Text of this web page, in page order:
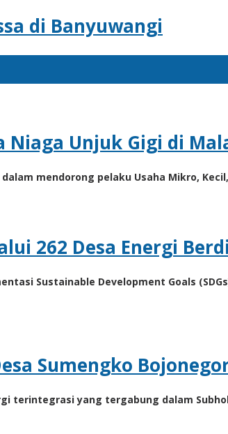
di Banyuwangi
Unjuk Gigi di
mendorong pelaku Usaha Mikro,
262 Desa Energi
Sustainable Development Goals
Sumengko
terintegrasi yang tergabung dalam